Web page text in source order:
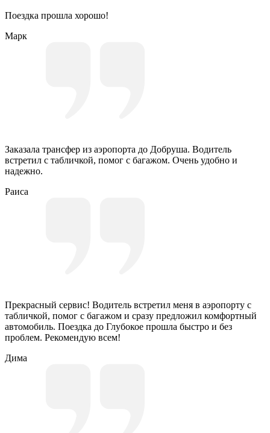
Поездка прошла хорошо!
Марк
Заказала трансфер из аэропорта до Добруша. Водитель
встретил с табличкой, помог с багажом. Очень удобно и
надежно.
Раиса
Прекрасный сервис! Водитель встретил меня в аэропорту с
табличкой, помог с багажом и сразу предложил комфортный
автомобиль. Поездка до Глубокое прошла быстро и без
проблем. Рекомендую всем!
Дима